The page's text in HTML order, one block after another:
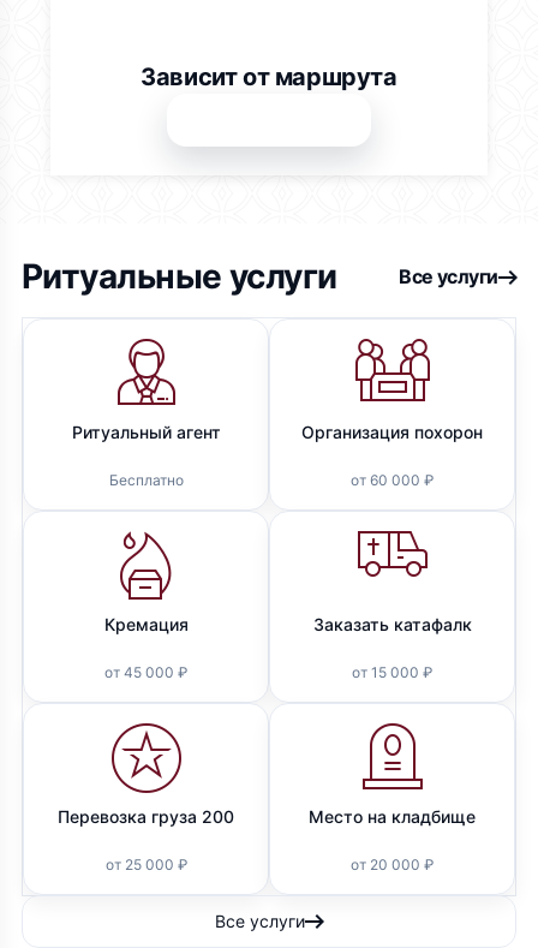
Зависит от маршрута
Ритуальные услуги Все услуги
Ритуальный агент
Бесплатно
Организация похорон
от 60 000 ₽
Кремация
от 45 000 ₽
Заказать катафалк
от 15 000 ₽
Перевозка груза 200
от 25 000 ₽
Место на кладбище
от 20 000 ₽
Все услуги